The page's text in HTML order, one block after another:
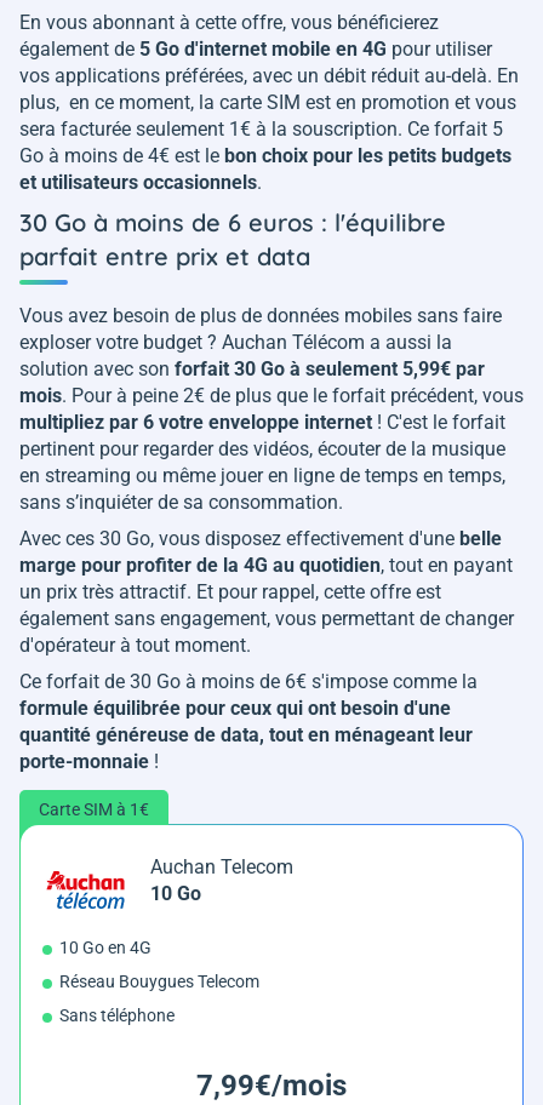
En vous abonnant à cette offre, vous bénéficierez
également de 5 Go d'internet mobile en 4G pour utiliser
vos applications préférées, avec un débit réduit au-delà. En
plus, en ce moment, la carte SIM est en promotion et vous
sera facturée seulement 1€ à la souscription. Ce forfait 5
Go à moins de 4€ est le bon choix pour les petits budgets
et utilisateurs occasionnels.
30 Go à moins de 6 euros : l'équilibre
parfait entre prix et data
Vous avez besoin de plus de données mobiles sans faire
exploser votre budget ? Auchan Télécom a aussi la
solution avec son forfait 30 Go à seulement 5,99€ par
mois. Pour à peine 2€ de plus que le forfait précédent, vous
multipliez par 6 votre enveloppe internet ! C'est le forfait
pertinent pour regarder des vidéos, écouter de la musique
en streaming ou même jouer en ligne de temps en temps,
sans s’inquiéter de sa consommation.
Avec ces 30 Go, vous disposez effectivement d'une belle
marge pour profiter de la 4G au quotidien, tout en payant
un prix très attractif. Et pour rappel, cette offre est
également sans engagement, vous permettant de changer
d'opérateur à tout moment.
Ce forfait de 30 Go à moins de 6€ s'impose comme la
formule équilibrée pour ceux qui ont besoin d'une
quantité généreuse de data, tout en ménageant leur
porte-monnaie !
Carte SIM à 1€
Auchan Telecom
10 Go
10 Go en 4G
Réseau Bouygues Telecom
Sans téléphone
7,99€/mois